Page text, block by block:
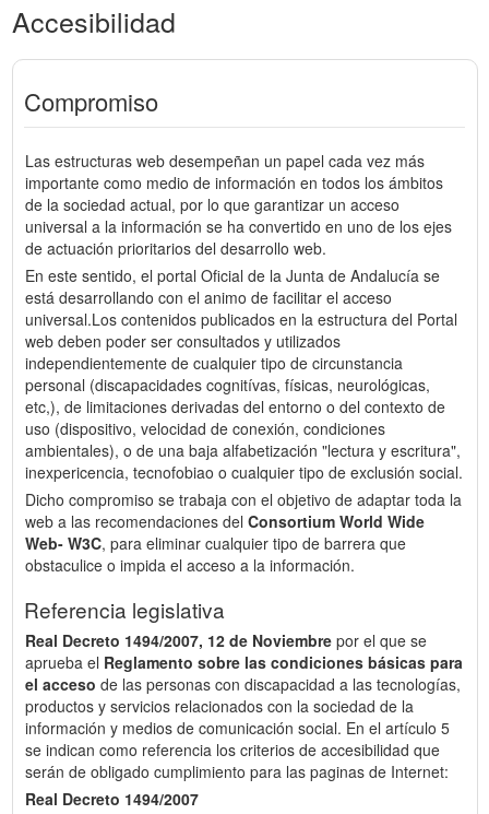
Accesibilidad
Compromiso
Las estructuras web desempeñan un papel cada vez más
importante como medio de información en todos los ámbitos
de la sociedad actual, por lo que garantizar un acceso
universal a la información se ha convertido en uno de los ejes
de actuación prioritarios del desarrollo web.
En este sentido, el portal Oficial de la Junta de Andalucía se
está desarrollando con el animo de facilitar el acceso
universal.Los contenidos publicados en la estructura del Portal
web deben poder ser consultados y utilizados
independientemente de cualquier tipo de circunstancia
personal (discapacidades cognitívas, físicas, neurológicas,
etc,), de limitaciones derivadas del entorno o del contexto de
uso (dispositivo, velocidad de conexión, condiciones
ambientales), o de una baja alfabetización "lectura y escritura",
inexpericencia, tecnofobiao o cualquier tipo de exclusión social.
Dicho compromiso se trabaja con el objetivo de adaptar toda la
web a las recomendaciones del Consortium World Wide
Web- W3C, para eliminar cualquier tipo de barrera que
obstaculice o impida el acceso a la información.
Referencia legislativa
Real Decreto 1494/2007, 12 de Noviembre por el que se
aprueba el Reglamento sobre las condiciones básicas para
el acceso de las personas con discapacidad a las tecnologías,
productos y servicios relacionados con la sociedad de la
información y medios de comunicación social. En el artículo 5
se indican como referencia los criterios de accesibilidad que
serán de obligado cumplimiento para las paginas de Internet:
Real Decreto 1494/2007